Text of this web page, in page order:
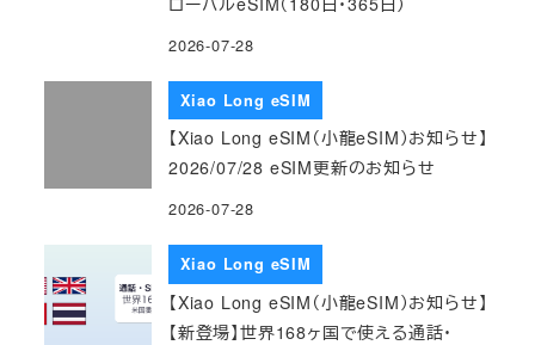
2026-07-28
Xiao Long eSIM
【Xiao Long eSIM（小龍eSIM）お知らせ】
2026/07/28 eSIM更新のお知らせ
2026-07-28
Xiao Long eSIM
【Xiao Long eSIM（小龍eSIM）お知らせ】
【新登場】世界168ヶ国で使える通話・